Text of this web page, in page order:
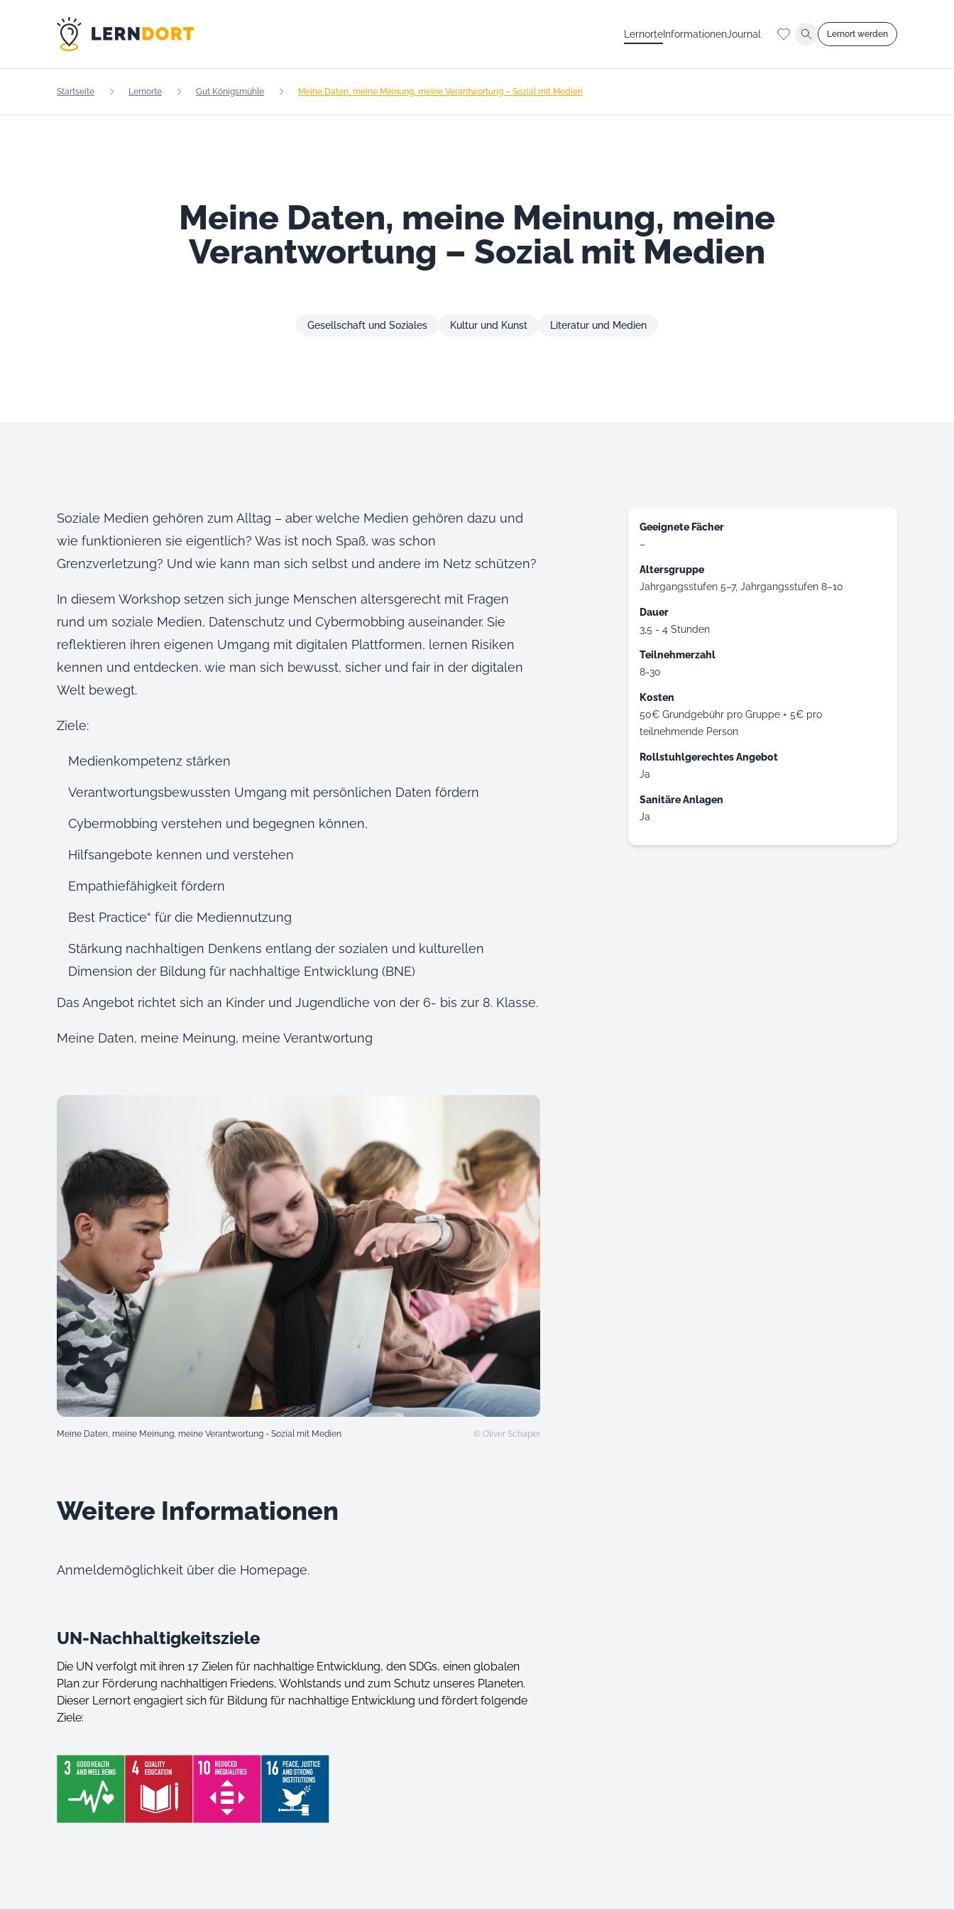
Lernorte InformationenJournal Lernort werden
Startseite Lernorte Gut Königsmühle Meine Daten, meine Meinung, meine Verantwortung – Sozial mit Medien
Meine Daten, meine Meinung, meine
Verantwortung – Sozial mit Medien
Gesellschaft und Soziales Kultur und Kunst Literatur und Medien
Soziale Medien gehören zum Alltag – aber welche Medien gehören dazu und
wie funktionieren sie eigentlich? Was ist noch Spaß, was schon
Grenzverletzung? Und wie kann man sich selbst und andere im Netz schützen?
In diesem Workshop setzen sich junge Menschen altersgerecht mit Fragen
rund um soziale Medien, Datenschutz und Cybermobbing auseinander. Sie
reflektieren ihren eigenen Umgang mit digitalen Plattformen, lernen Risiken
kennen und entdecken, wie man sich bewusst, sicher und fair in der digitalen
Welt bewegt.
Ziele:
Medienkompetenz stärken
Verantwortungsbewussten Umgang mit persönlichen Daten fördern
Cybermobbing verstehen und begegnen können,
Hilfsangebote kennen und verstehen
Empathiefähigkeit fördern
Best Practice“ für die Mediennutzung
Stärkung nachhaltigen Denkens entlang der sozialen und kulturellen
Dimension der Bildung für nachhaltige Entwicklung (BNE)
Das Angebot richtet sich an Kinder und Jugendliche von der 6- bis zur 8. Klasse.
Meine Daten, meine Meinung, meine Verantwortung
Meine Daten, meine Meinung, meine Verantwortung - Sozial mit Medien © Oliver Schaper
Weitere Informationen
Anmeldemöglichkeit über die Homepage.
UN-Nachhaltigkeitsziele
Die UN verfolgt mit ihren 17 Zielen für nachhaltige Entwicklung, den SDGs, einen globalen
Plan zur Förderung nachhaltigen Friedens, Wohlstands und zum Schutz unseres Planeten.
Dieser Lernort engagiert sich für Bildung für nachhaltige Entwicklung und fördert folgende
Ziele:
Geeignete Fächer
–
Altersgruppe
Jahrgangsstufen 5–7 Jahrgangsstufen 8–10
Dauer
3,5 - 4 Stunden
Teilnehmerzahl
8-30
Kosten
50€ Grundgebühr pro Gruppe + 5€ pro
teilnehmende Person
Rollstuhlgerechtes Angebot
Ja
Sanitäre Anlagen
Ja